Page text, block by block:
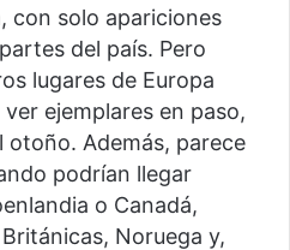
con solo apariciones
del país. Pero
lugares de Europa
ejemplares en paso,
Además, parece
podrían llegar
o Canadá,
Noruega y,